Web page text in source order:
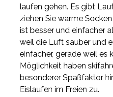
laufen gehen. Es gibt
ziehen Sie warme
ist besser und einfacher
weil die Luft sauber und
einfacher, gerade weil es
Möglichkeit haben
besonderer Spaßfaktor
Eislaufen im Freien zu.